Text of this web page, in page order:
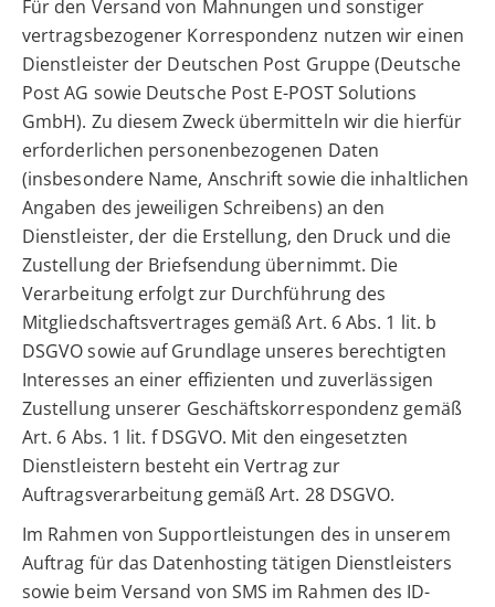
Für den Versand von Mahnungen und sonstiger
vertragsbezogener Korrespondenz nutzen wir einen
Dienstleister der Deutschen Post Gruppe (Deutsche
Post AG sowie Deutsche Post E-POST Solutions
GmbH). Zu diesem Zweck übermitteln wir die hierfür
erforderlichen personenbezogenen Daten
(insbesondere Name, Anschrift sowie die inhaltlichen
Angaben des jeweiligen Schreibens) an den
Dienstleister, der die Erstellung, den Druck und die
Zustellung der Briefsendung übernimmt. Die
Verarbeitung erfolgt zur Durchführung des
Mitgliedschaftsvertrages gemäß Art. 6 Abs. 1 lit. b
DSGVO sowie auf Grundlage unseres berechtigten
Interesses an einer effizienten und zuverlässigen
Zustellung unserer Geschäftskorrespondenz gemäß
Art. 6 Abs. 1 lit. f DSGVO. Mit den eingesetzten
Dienstleistern besteht ein Vertrag zur
Auftragsverarbeitung gemäß Art. 28 DSGVO.
Im Rahmen von Supportleistungen des in unserem
Auftrag für das Datenhosting tätigen Dienstleisters
sowie beim Versand von SMS im Rahmen des ID-